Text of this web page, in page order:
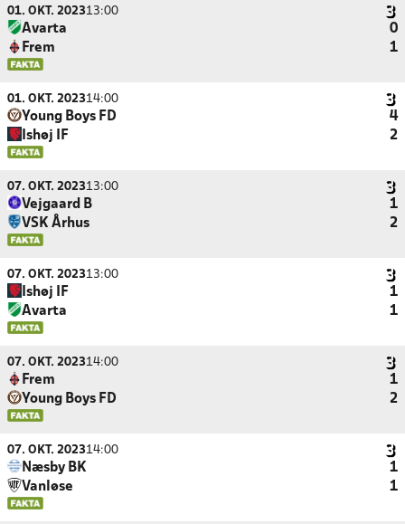
01. OKT. 202313:00
Avarta
0
Frem
1
01. OKT. 202314:00
Young Boys FD
4
Ishøj IF
2
07. OKT. 202313:00
Vejgaard B
1
VSK Århus
2
07. OKT. 202313:00
Ishøj IF
1
Avarta
1
07. OKT. 202314:00
Frem
1
Young Boys FD
2
07. OKT. 202314:00
Næsby BK
1
Vanløse
1